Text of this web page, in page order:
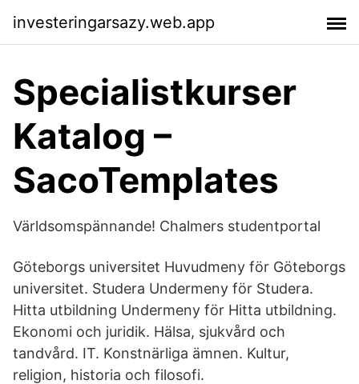
investeringarsazy.web.app
Specialistkurser
Katalog –
SacoTemplates
Världsomspännande! Chalmers studentportal
Göteborgs universitet Huvudmeny för Göteborgs
universitet. Studera Undermeny för Studera.
Hitta utbildning Undermeny för Hitta utbildning.
Ekonomi och juridik. Hälsa, sjukvård och
tandvård. IT. Konstnärliga ämnen. Kultur,
religion, historia och filosofi.